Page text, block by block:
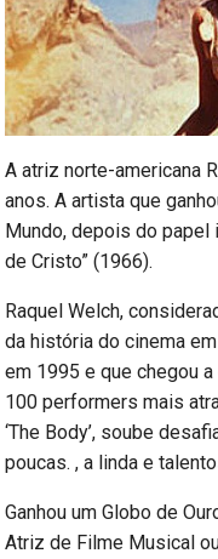
A atriz norte-americana
anos. A artista que
Mundo, depois do papel
de Cristo” (1966).
Raquel Welch,
da história do cinema
em 1995 e que chegou
100 performers mais
‘The Body’, soube
poucas. , a linda e
Ganhou um Globo de
Atriz de Filme Musical